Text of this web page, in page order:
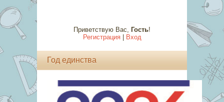
Приветствую Вас, Гость!
Регистрация| Вход
Год единства